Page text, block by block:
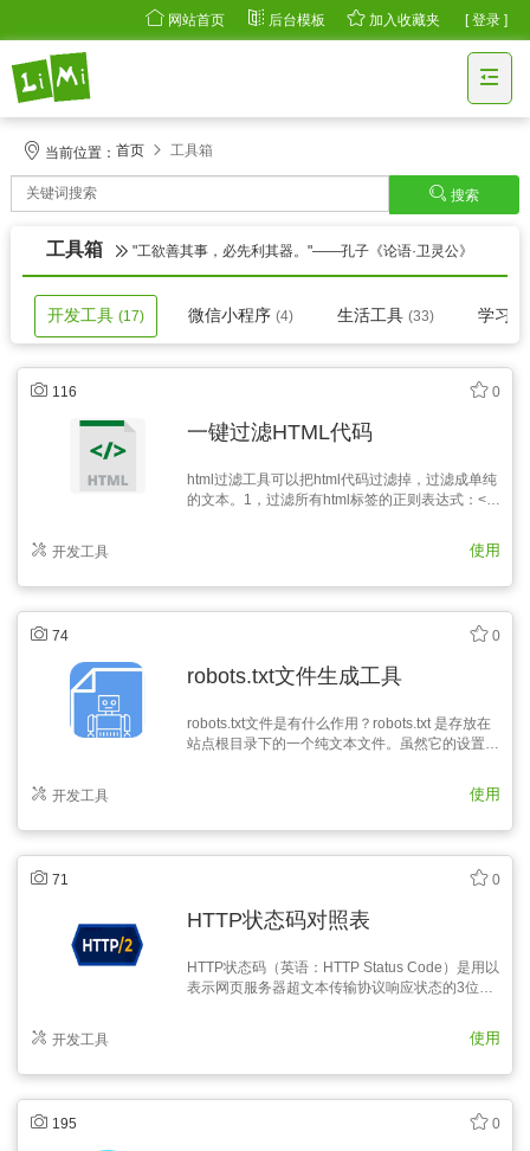
网站首页 后台模板 加入收藏夹 [ 登录 ]
当前位置： 首页 工具箱
搜索
工具箱 "工欲善其事，必先利其器。"——孔子《论语·卫灵公》
开发工具 (17) 微信小程序 (4) 生活工具 (33) 学习
116 0
一键过滤HTML代码
html过滤工具可以把html代码过滤掉，过滤成单纯
的文本。1，过滤所有html标签的正则表达式：</?
式：$html = preg_replace("/<([a-za-z]+)[^>]*>/","
开发工具 使用
74 0
robots.txt文件生成工具
robots.txt文件是有什么作用？robots.txt 是存放在
站点根目录下的一个纯文本文件。虽然它的设置很
蛛只抓取指定的内容，或者是禁止搜索引擎蜘蛛抓
取网站的部分或全部内容。robots.txt文件如何使
开发工具 使用
71 0
HTTP状态码对照表
HTTP状态码（英语：HTTP Status Code）是用以
表示网页服务器超文本传输协议响应状态的3位数
RFC 2518、RFC 2817、RFC 2295、RFC 2774
与 RFC 4918 等规范扩展。所有状态码的第一个
开发工具 使用
195 0